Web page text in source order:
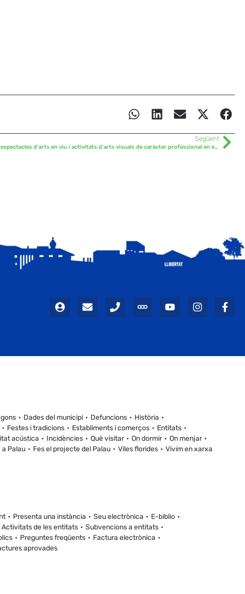
Següent
Subvenció per a la programació d’espectacles d’arts en viu i activitats d’arts visuals de caràcter professional en esdeveniments d’interès agroturístic 2025
Dades del municipi Defuncions
Història
Festes i tradicions Establiments i comerços
Entitats
acústica Incidències Què visitar On dormir
On menjar
Palau
Fes el projecte del Palau Viles florides Vivim en xarxa
Presenta una instància Seu electrònica
E-biblio
Activitats de les entitats
Subvencions a entitats
Preguntes freqüents
Factura electrònica
aprovades